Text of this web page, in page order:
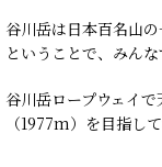
谷川岳は日本百名山
ということで、みん
谷川岳ロープウェイ
（1977m）を目指し